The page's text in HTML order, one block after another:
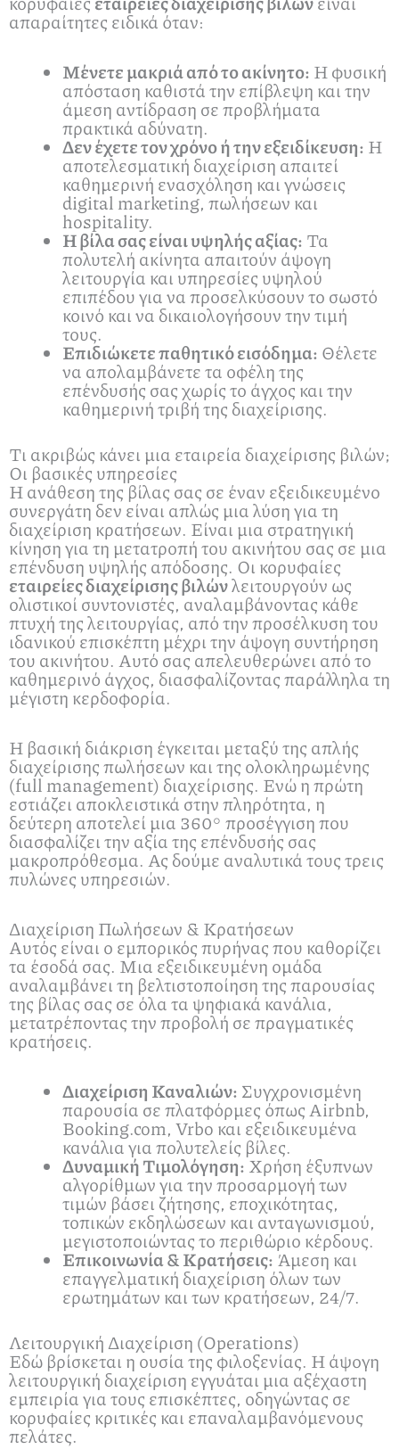
απαραίτητες ειδικά όταν:
Μένετε μακριά από το ακίνητο: Η φυσική
απόσταση καθιστά την επίβλεψη και την
άμεση αντίδραση σε προβλήματα
πρακτικά αδύνατη.
Δεν έχετε τον χρόνο ή την εξειδίκευση: Η
αποτελεσματική διαχείριση απαιτεί
καθημερινή ενασχόληση και γνώσεις
digital marketing, πωλήσεων και
hospitality.
Η βίλα σας είναι υψηλής αξίας: Τα
πολυτελή ακίνητα απαιτούν άψογη
λειτουργία και υπηρεσίες υψηλού
επιπέδου για να προσελκύσουν το σωστό
κοινό και να δικαιολογήσουν την τιμή
τους.
Επιδιώκετε παθητικό εισόδημα: Θέλετε
να απολαμβάνετε τα οφέλη της
επένδυσής σας χωρίς το άγχος και την
καθημερινή τριβή της διαχείρισης.
Τι ακριβώς κάνει μια εταιρεία διαχείρισης βιλών;
Οι βασικές υπηρεσίες
Η ανάθεση της βίλας σας σε έναν εξειδικευμένο
συνεργάτη δεν είναι απλώς μια λύση για τη
διαχείριση κρατήσεων. Είναι μια στρατηγική
κίνηση για τη μετατροπή του ακινήτου σας σε μια
επένδυση υψηλής απόδοσης. Οι κορυφαίες
εταιρείες διαχείρισης βιλώνλειτουργούν ως
ολιστικοί συντονιστές, αναλαμβάνοντας κάθε
πτυχή της λειτουργίας, από την προσέλκυση του
ιδανικού επισκέπτη μέχρι την άψογη συντήρηση
του ακινήτου. Αυτό σας απελευθερώνει από το
καθημερινό άγχος, διασφαλίζοντας παράλληλα τη
μέγιστη κερδοφορία.
Η βασική διάκριση έγκειται μεταξύ της απλής
διαχείρισης πωλήσεων και της ολοκληρωμένης
(full management) διαχείρισης. Ενώ η πρώτη
εστιάζει αποκλειστικά στην πληρότητα, η
δεύτερη αποτελεί μια 360° προσέγγιση που
διασφαλίζει την αξία της επένδυσής σας
μακροπρόθεσμα. Ας δούμε αναλυτικά τους τρεις
πυλώνες υπηρεσιών.
Διαχείριση Πωλήσεων & Κρατήσεων
Αυτός είναι ο εμπορικός πυρήνας που καθορίζει
τα έσοδά σας. Μια εξειδικευμένη ομάδα
αναλαμβάνει τη βελτιστοποίηση της παρουσίας
της βίλας σας σε όλα τα ψηφιακά κανάλια,
μετατρέποντας την προβολή σε πραγματικές
κρατήσεις.
Διαχείριση Καναλιών: Συγχρονισμένη
παρουσία σε πλατφόρμες όπως Airbnb,
Booking.com, Vrbo και εξειδικευμένα
κανάλια για πολυτελείς βίλες.
Δυναμική Τιμολόγηση:Χρήση έξυπνων
αλγορίθμων για την προσαρμογή των
τιμών βάσει ζήτησης, εποχικότητας,
τοπικών εκδηλώσεων και ανταγωνισμού,
μεγιστοποιώντας το περιθώριο κέρδους.
Επικοινωνία & Κρατήσεις:Άμεση και
επαγγελματική διαχείριση όλων των
ερωτημάτων και των κρατήσεων, 24/7.
Λειτουργική Διαχείριση (Operations)
Εδώ βρίσκεται η ουσία της φιλοξενίας. Η άψογη
λειτουργική διαχείριση εγγυάται μια αξέχαστη
εμπειρία για τους επισκέπτες, οδηγώντας σε
κορυφαίες κριτικές και επαναλαμβανόμενους
πελάτες.